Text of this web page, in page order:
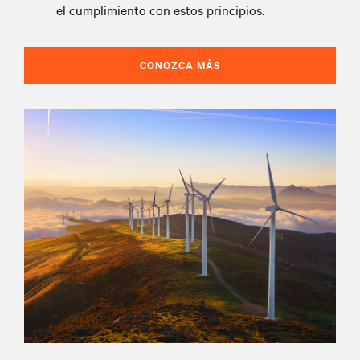
el cumplimiento con estos principios.
CONOZCA MÁS